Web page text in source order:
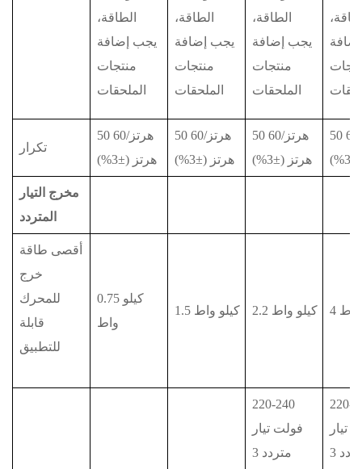
الطاقة،
يجب إضافة
منتجات
الملحقات
الطاقة،
يجب إضافة
منتجات
الملحقات
الطاقة،
يجب إضافة
منتجات
الملحقات
تكرار
50 هرتز/60
هرتز (±3%)
50 هرتز/60
هرتز (±3%)
50 هرتز/60
هرتز (±3%)
50 هرتز/60
مخرج التيار
المتردد
أقصى طاقة
خرج
للمحرك
قابلة
للتطبيق
0.75 كيلو
واط
1.5 كيلو واط 2.2 كيلو واط واط
220-240
فولت تيار
متردد 3
220-
تيار
متردد 3